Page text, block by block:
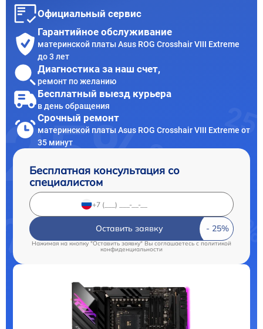
Официальный сервис
Гарантийное обслуживание
материнской платы Asus ROG Crosshair VIII Extreme
до 3 лет
Диагностика за наш счет,
ремонт по желанию
Бесплатный выезд курьера
в день обращения
Срочный ремонт
материнской платы Asus ROG Crosshair VIII Extreme от
35 минут
Бесплатная консультация со
специалистом
Оставить заявку
Нажимая на кнопку "Оставить заявку" Вы соглашаетесь c политикой
конфиденциальности